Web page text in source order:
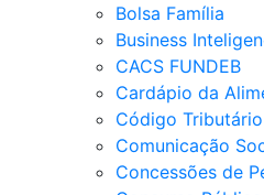
Bolsa Família
Business
CACS FUNDEB
Cardápio da
Código
Comunicação
Concessões de